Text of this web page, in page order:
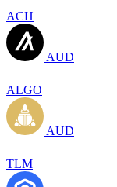
ACH
AUD
ALGO
AUD
TLM